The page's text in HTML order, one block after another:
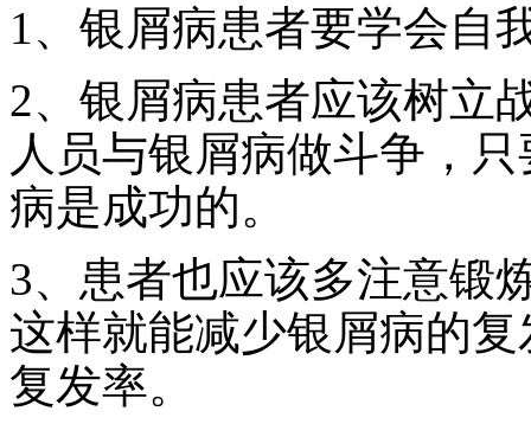
1、银屑病患者要学会自
2、银屑病患者应该树立
人员与银屑病做斗争，
病是成功的。
3、患者也应该多注意锻
这样就能减少银屑病的
复发率。